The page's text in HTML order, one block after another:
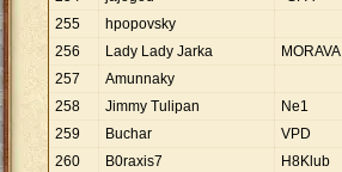
255
hpopovsky
256
Lady Lady Jarka MORAVA
257
Amunnaky
258
Jimmy Tulipan Ne1
259
Buchar VPD
260
B0raxis7 H8Klub